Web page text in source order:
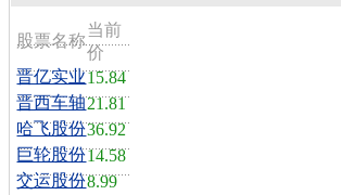
股票名称
当前
价
晋亿实业15.84
晋西车轴21.81
哈飞股份36.92
巨轮股份14.58
交运股份8.99